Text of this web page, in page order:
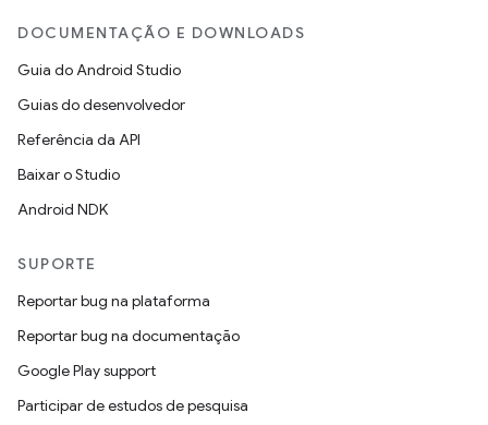
DOCUMENTAÇÃO E DOWNLOADS
Guia do Android Studio
Guias do desenvolvedor
Referência da API
Baixar o Studio
Android NDK
SUPORTE
Reportar bug na plataforma
Reportar bug na documentação
Google Play support
Participar de estudos de pesquisa